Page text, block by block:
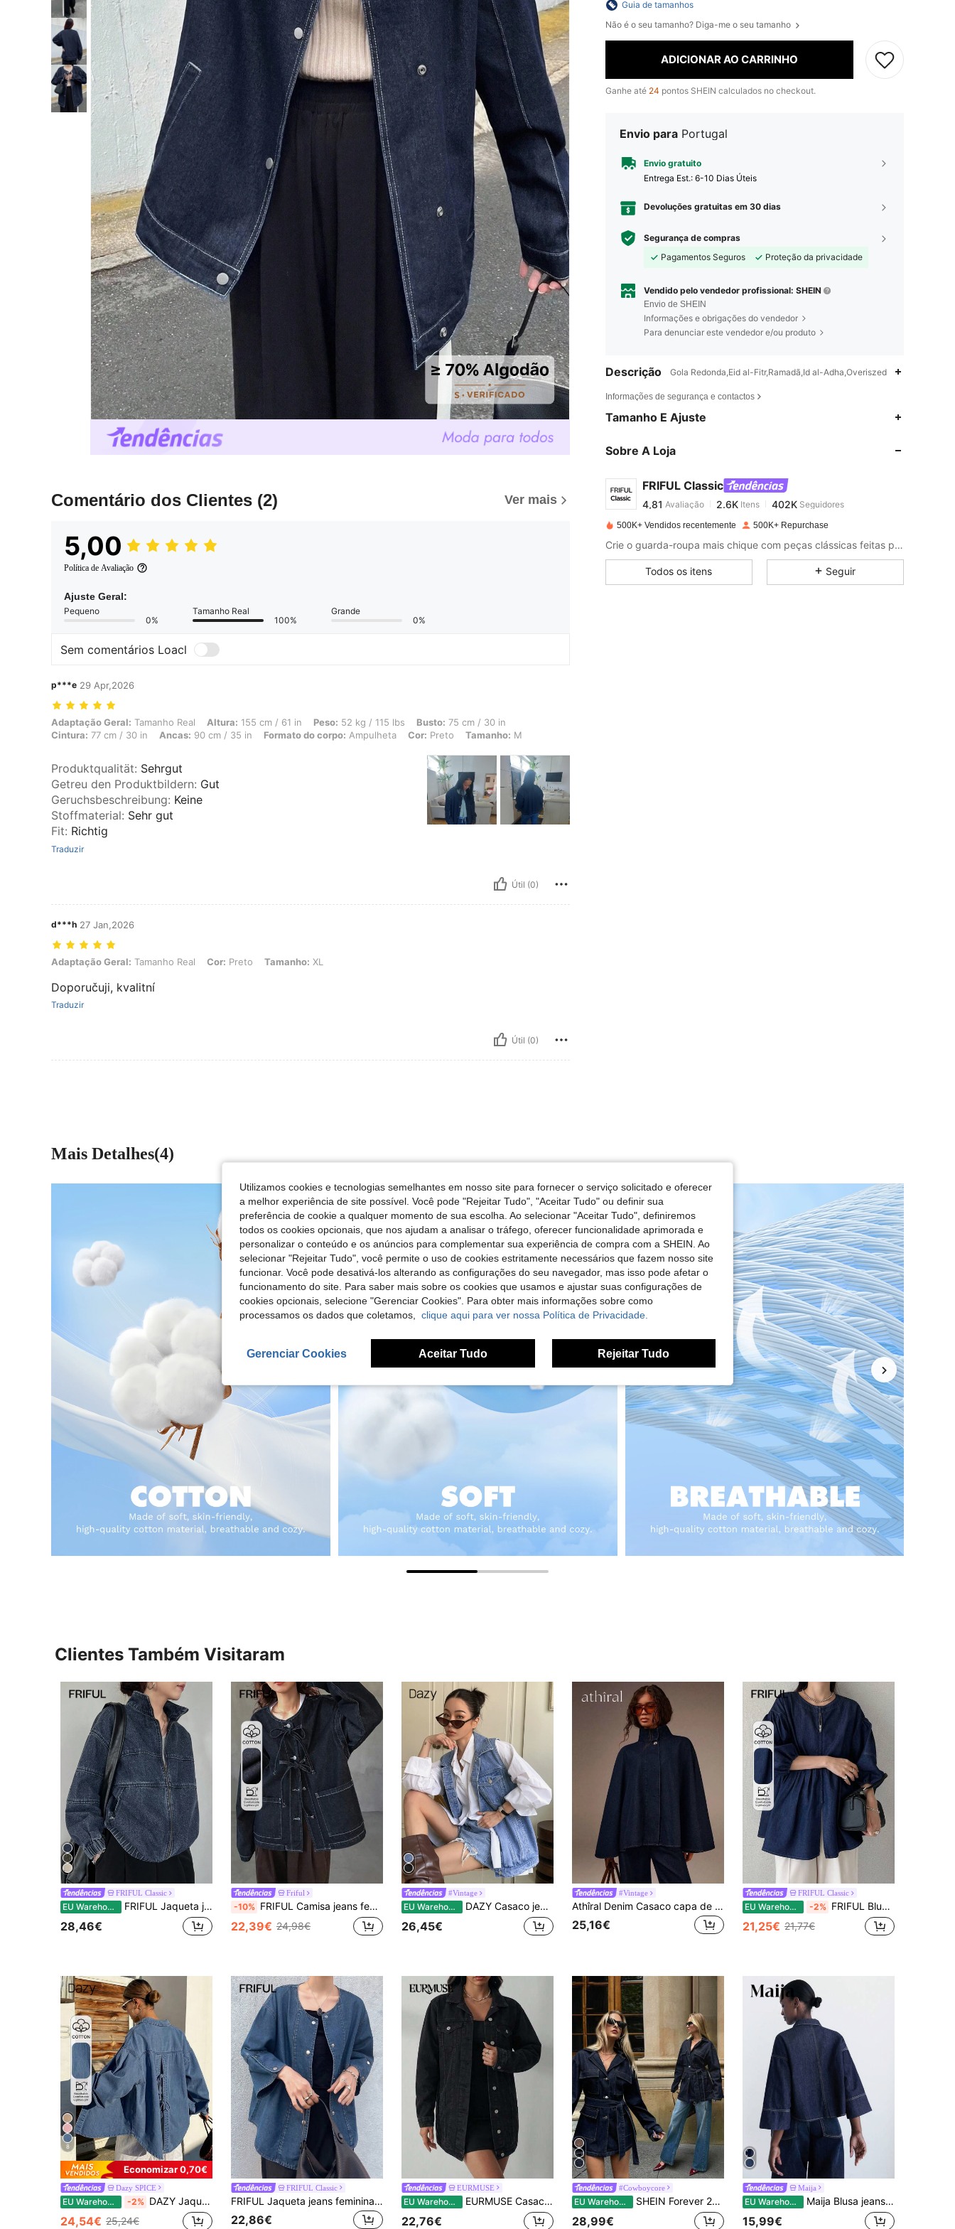
Comentário dos Clientes (2) Ver mais
5,00
Política de Avaliação
Ajuste Geral:
Pequeno
0%
Tamanho Real
100%
Grande
0%
Sem comentários Loacl
p***e 29 Apr,2026
Adaptação Geral: Tamanho Real, Altura: 155 cm / 61 in, Peso: 52 kg / 115 lbs, Busto: 75 cm / 30 in, Cintura: 77 cm / 30 in, Ancas: 90 cm / 35 in, Formato do corpo: Ampulheta, Cor: Preto, Tamanho: M
Adaptação Geral: Tamanho Real Altura: 155 cm / 61 in Peso: 52 kg / 115 lbs Busto: 75 cm / 30 in
Cintura: 77 cm / 30 in Ancas: 90 cm / 35 in Formato do corpo: Ampulheta Cor: Preto Tamanho: M
Produktqualität: Sehrgut
Getreu den Produktbildern: Gut
Geruchsbeschreibung: Keine
Stoffmaterial: Sehr gut
Fit: Richtig
Traduzir
Útil (0)
d***h 27 Jan,2026
Adaptação Geral: Tamanho Real, Cor: Preto, Tamanho: XL
Adaptação Geral: Tamanho Real Cor: Preto Tamanho: XL
Doporučuji, kvalitní
Traduzir
Útil (0)
Guia de tamanhos
Não é o seu tamanho? Diga-me o seu tamanho
ADICIONAR AO CARRINHO
Ganhe até 24 pontos SHEIN calculados no checkout.
Envio para Portugal
Envio gratuito
Entrega Est.: 6-10 Dias Úteis
Devoluções gratuitas em 30 dias
Segurança de compras
Pagamentos Seguros
Proteção da privacidade
Vendido pelo vendedor profissional: SHEIN
Envio de SHEIN
Informações e obrigações do vendedor
Para denunciar este vendedor e/ou produto
Descrição Gola Redonda,Eid al-Fitr,Ramadã,Id al-Adha,Overiszed
Informações de segurança e contactos
Tamanho E Ajuste
Sobre A Loja
FRIFUL Classic
4,81
4,81 Avaliação 2.6KItens 402K
a***cpago1 dia atrás
4,81
500K+ Vendidos recentemente 500K+ Repurchase
Crie o guarda-roupa mais chique com peças clássicas feitas para uso diário e muito mais.
Todos os itens Seguir
Mais Detalhes(4)
Clientes Também Visitaram
FRIFUL Classic
EU Warehouse FRIFUL Jaqueta jeans feminina folgada, casual, com ombros caídos, manga comprida, zíper frontal, grande, jaqueta jeans feminina, jaqueta jeans com zíper, jaqueta bomber jeans, jaqueta jeans feminina
28,46€
Friful
-10% FRIFUL Camisa jeans feminina casual de manga comprida com bolso frontal e botões, cor sólida, roupas de volta às aulas, jaqueta jeans, roupas femininas de outono
22,39€ 24,98€
#Vintage
EU Warehouse DAZY Casaco jeans sem mangas com abotoamento simples Y2K Jaqueta feminina, roupas femininas de outono
26,45€
#Vintage
Athîral Denim Casaco capa de ganga índigo profundo para mulher, azul-marinho, elegante, silhueta ampla e evasé, gola alta levantada, mangas largas drapeadas, agasalho de outono para o dia a dia
25,16€
FRIFUL Classic
EU Warehouse -2% FRIFUL Blusa feminina de verão em jeans folgado com zíper frontal e mangas bufantes.
21,25€ 21,77€
8
Economizar 0,70€
Dazy SPICE
EU Warehouse -2% DAZY Jaqueta jeans feminina folgada e casual com efeito desgastado e laço, ideal para férias na primavera e no verão.
24,54€ 25,24€
FRIFUL Classic
FRIFUL Jaqueta jeans feminina solta, mangas largas, fecho de botão
22,86€
EURMUSE
EU Warehouse EURMUSE Casaco jeans 100% algodão com bolso de aba e fechamento frontal por botões.
22,76€
#Cowboycore
EU Warehouse SHEIN Forever 21 Outono e Inverno Mulheres Preto Azul Denim Jaqueta Natal Ano Novo Festa de Férias Casaco Feminino Preto Azul Casaco Feriado Ano Novo Solto Casaco Manga Longa Véspera de Ano Novo Ano Novo Festa de Natal Mulheres Denim Feriado Mulheres Feriado Natal Y2K Solto Gola Retro Festa Desgaste Azul Lavado Com Bolsos Estilo de Rua Cinto Elegante Uso Diário Casual Denim Casaco
28,99€
Maija
EU Warehouse Maija Blusa jeans azul escuro feminina com mangas três quartos e camisa solta, estilo férias e estilo dinheiro antigo, roupas femininas de outono
15,99€
Utilizamos cookies e tecnologias semelhantes em nosso site para fornecer o serviço solicitado e oferecer
a melhor experiência de site possível. Você pode "Rejeitar Tudo", "Aceitar Tudo" ou definir sua
preferência de cookie a qualquer momento de sua escolha. Ao selecionar "Aceitar Tudo", definiremos
todos os cookies opcionais, que nos ajudam a analisar o tráfego, oferecer funcionalidade aprimorada e
personalizar o conteúdo e os anúncios para complementar sua experiência de compra com a SHEIN. Ao
selecionar "Rejeitar Tudo", você permite o uso de cookies estritamente necessários que fazem nosso site
funcionar. Você pode desativá-los alterando as configurações do seu navegador, mas isso pode afetar o
funcionamento do site. Para saber mais sobre os cookies que usamos e ajustar suas configurações de
cookies opcionais, selecione "Gerenciar Cookies". Para obter mais informações sobre como
processamos os dados que coletamos, clique aqui para ver nossa Política de Privacidade.
Gerenciar Cookies Aceitar Tudo Rejeitar Tudo